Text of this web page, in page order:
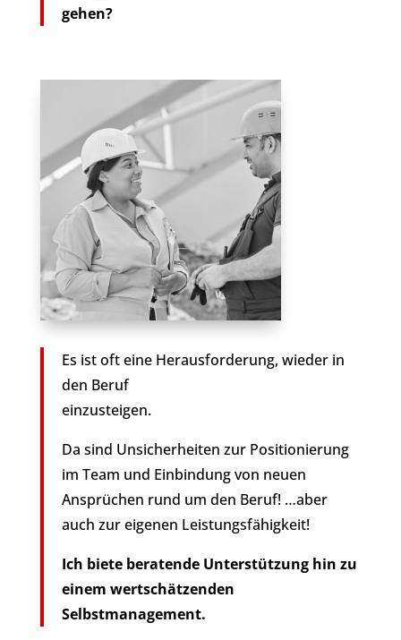
gehen?
Es ist oft eine Herausforderung, wieder in
den Beruf
einzusteigen.
Da sind Unsicherheiten zur Positionierung
im Team und Einbindung von neuen
Ansprüchen rund um den Beruf! …aber
auch zur eigenen Leistungsfähigkeit!
Ich biete beratende Unterstützung hin zu
einem wertschätzenden
Selbstmanagement.